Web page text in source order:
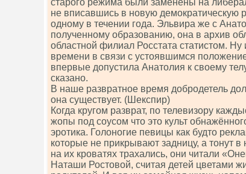
старого режима были заменены на
не вписавшись в новую демократическую
одному в течении года. Эльвира же с
полученному образованию, она в архив
областной филиал Росстата статистом. Ну
времени в связи с устоявшимся
впервые допустила Анатолия к своему
сказано.
В наше развратное время добродетель
она существует. (Шекспир)
Когда кругом разврат, по телевизору
жопы под соусом что это культ
эротика. Голоногие певицы как будто
которые не прикрывают задницу, а тонут
на их кроватях трахались, они читали
Наташи Ростовой, считая детей цветами